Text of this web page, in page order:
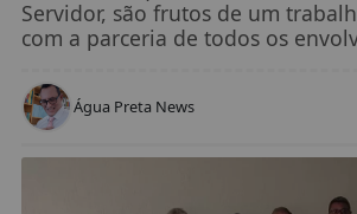
Servidor, são frutos de um
com a parceria de todos os
Água Preta News